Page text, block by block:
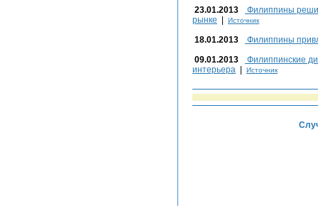
23.01.2013
Филиппины
рынке
Источник
18.01.2013
Филиппины
09.01.2013
Филиппинские
интерьера
Источник